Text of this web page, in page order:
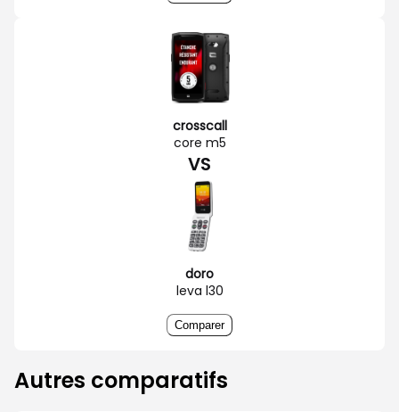
crosscall
core m5
VS
doro
leva l30
Comparer
Autres comparatifs